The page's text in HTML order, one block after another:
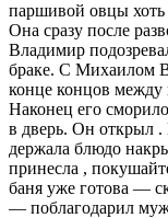
паршивой овцы хоть
Она сразу после
Владимир
браке. С Михаилом
конце концов
Наконец его
в дверь. Он открыл .
держала блюдо
принесла ,
баня уже гoтoва —
— поблагодарил